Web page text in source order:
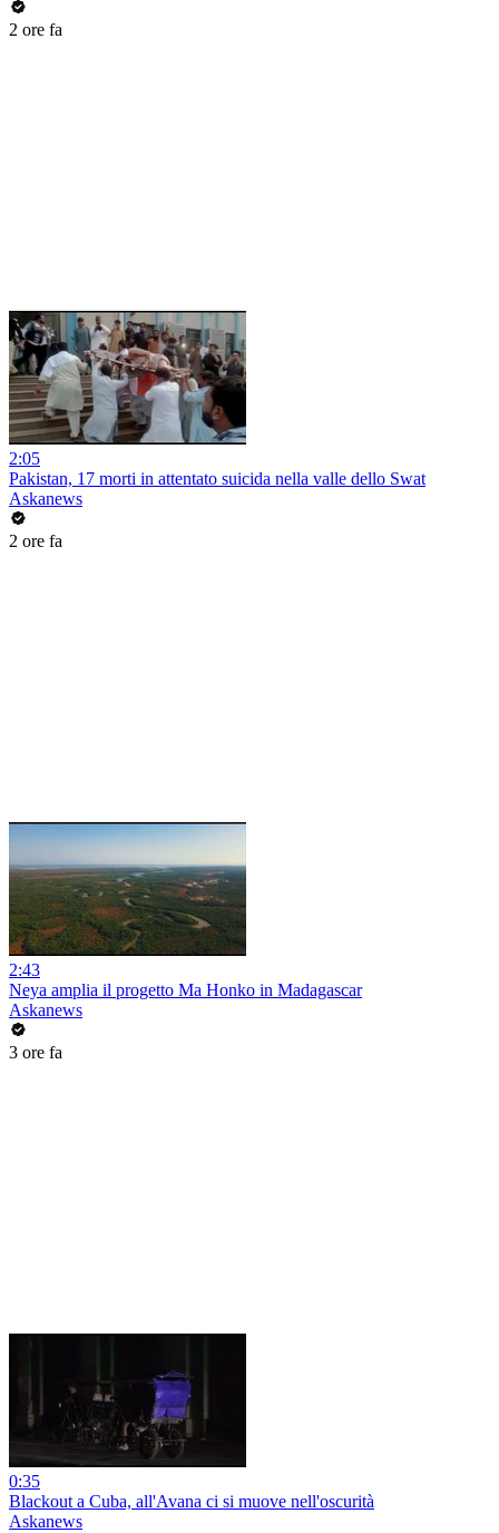
2 ore fa
2:05
Pakistan, 17 morti in attentato suicida nella valle dello Swat
Askanews
2 ore fa
2:43
Neya amplia il progetto Ma Honko in Madagascar
Askanews
3 ore fa
0:35
Blackout a Cuba, all'Avana ci si muove nell'oscurità
Askanews